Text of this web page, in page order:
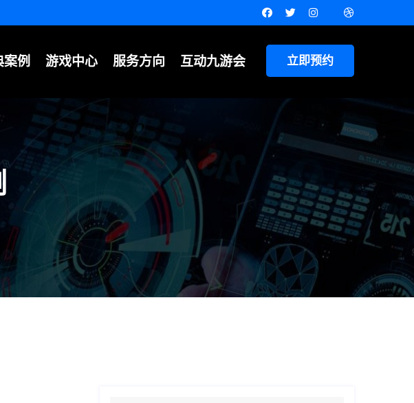
案例 游戏中心 服务方向 互动九游会 立即预约